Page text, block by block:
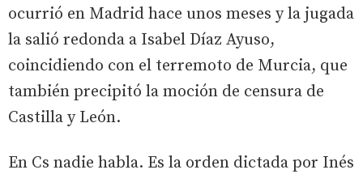
ocurrió en Madrid hace unos meses y la jugada
la salió redonda a Isabel Díaz Ayuso,
coincidiendo con el terremoto de Murcia, que
también precipitó la moción de censura de
Castilla y León.
En Cs nadie habla. Es la orden dictada por Inés